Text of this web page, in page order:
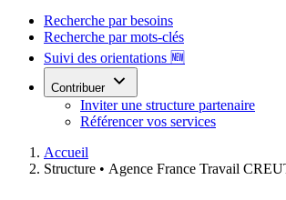
Recherche par besoins
Recherche par mots-clés
Suivi des orientations 🆕
Contribuer
Inviter une structure partenaire
Référencer vos services
Accueil
Structure • Agence France Travail